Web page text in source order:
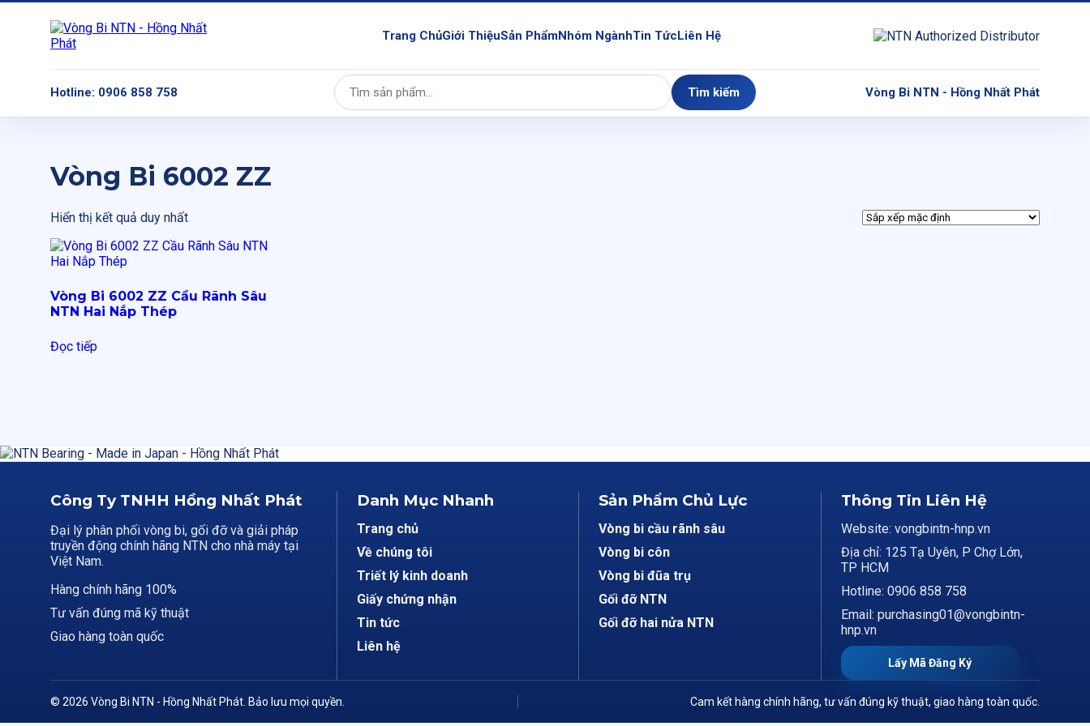
Trang ChủGiới ThiệuSản PhẩmNhóm NgànhTin TứcLiên Hệ
Hotline: 0906 858 758
Tìm
kiếm:
Tìm kiếm Vòng Bi NTN - Hồng Nhất Phát
Vòng Bi 6002 ZZ
Hiển thị kết quả duy nhất
Vòng Bi 6002 ZZ Cầu Rãnh Sâu
NTN Hai Nắp Thép
Đọc tiếp
Công Ty TNHH Hồng Nhất Phát
Đại lý phân phối vòng bi, gối đỡ và giải pháp
truyền động chính hãng NTN cho nhà máy tại
Việt Nam.
Hàng chính hãng 100%
Tư vấn đúng mã kỹ thuật
Giao hàng toàn quốc
Danh Mục Nhanh
Trang chủ
Về chúng tôi
Triết lý kinh doanh
Giấy chứng nhận
Tin tức
Liên hệ
Sản Phẩm Chủ Lực
Vòng bi cầu rãnh sâu
Vòng bi côn
Vòng bi đũa trụ
Gối đỡ NTN
Gối đỡ hai nửa NTN
Thông Tin Liên Hệ
Website: vongbintn-hnp.vn
Địa chỉ: 125 Tạ Uyên, P Chợ Lớn,
TP HCM
Hotline: 0906 858 758
Email: purchasing01@vongbintn-
hnp.vn
Lấy Mã Đăng Ký
© 2026 Vòng Bi NTN - Hồng Nhất Phát. Bảo lưu mọi quyền. Cam kết hàng chính hãng, tư vấn đúng kỹ thuật, giao hàng toàn quốc.